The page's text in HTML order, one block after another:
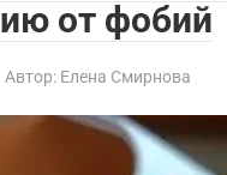
от фобий
Автор: Елена Смирнова